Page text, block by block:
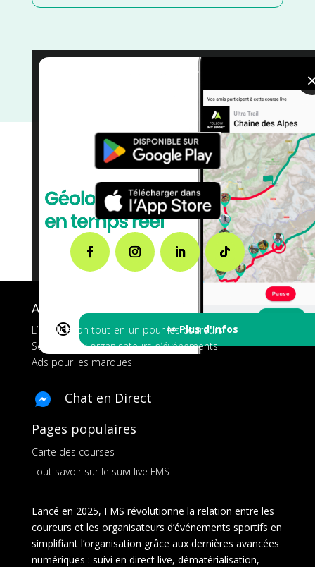
🔇 👀 Plus d'Infos
Dénivelé Faible/courses/
Auvergne Rhône Alpes
A propos de FMS
L’application tout-en-un pour les coureurs
Services aux organisateurs d’événements
Ads pour les marques
Chat en Direct
Pages populaires
Carte des courses
Tout savoir sur le suivi live FMS
Lancé en 2025, FMS révolutionne la relation entre les
coureurs et les organisateurs d’événements sportifs en
simplifiant l’organisation grâce aux dernières avancées
numériques : suivi en direct live, dématérialisation,